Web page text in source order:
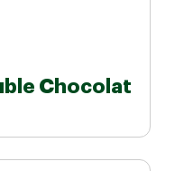
Chocolat